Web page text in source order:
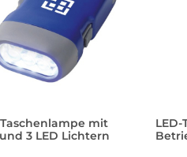
mit
3 LED Lichtern